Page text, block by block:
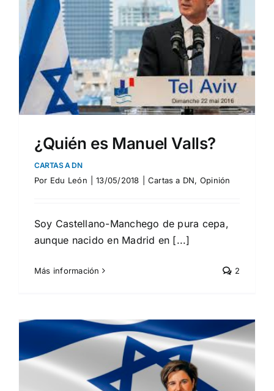
¿Quién es Manuel Valls?
CARTAS A DN
Por Edu León 13/05/2018 Cartas a DN, Opinión
Soy Castellano-Manchego de pura cepa,
aunque nacido en Madrid en [...]
Más información 2